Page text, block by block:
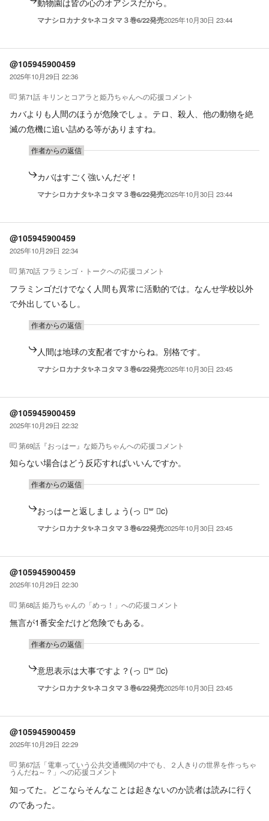
マナシロカナタ✨ネコタマ３巻6/22発売2025年10月30日 23:44
@105945900459
2025年10月29日 22:36
第71話 キリンとコアラと姫乃ちゃん への応援コメント
カバよりも人間のほうが危険でしょ。テロ、殺人、他の動物を絶
滅の危機に追い詰める等がありますね。
作者からの返信
カバはすごく強いんだぞ！
マナシロカナタ✨ネコタマ３巻6/22発売2025年10月30日 23:44
@105945900459
2025年10月29日 22:34
第70話 フラミンゴ・トークへの応援コメント
フラミンゴだけでなく人間も異常に活動的では。なんせ学校以外
で外出しているし。
作者からの返信
人間は地球の支配者ですからね。別格です。
マナシロカナタ✨ネコタマ３巻6/22発売2025年10月30日 23:45
@105945900459
2025年10月29日 22:32
第69話『おっはー』な姫乃ちゃん への応援コメント
知らない場合はどう反応すればいいんですか。
作者からの返信
おっはーと返しましょう(っ ॑꒳ ॑c)
マナシロカナタ✨ネコタマ３巻6/22発売2025年10月30日 23:45
@105945900459
2025年10月29日 22:30
第68話 姫乃ちゃんの「めっ！」 への応援コメント
無言が1番安全だけど危険でもある。
作者からの返信
意思表示は大事ですよ？(っ ॑꒳ ॑c)
マナシロカナタ✨ネコタマ３巻6/22発売2025年10月30日 23:45
@105945900459
2025年10月29日 22:29
第67話「電車っていう公共交通機関の中でも、２人きりの世界を作っちゃ
うんだね～？」への応援コメント
知ってた。どこならそんなことは起きないのか読者は読みに行く
のであった。